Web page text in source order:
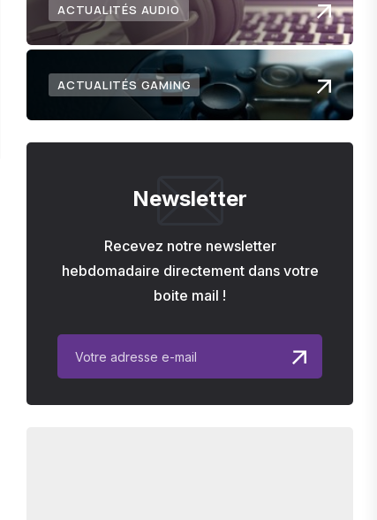
ACTUALITÉS AUDIO
ACTUALITÉS GAMING
Newsletter
Recevez notre newsletter
hebdomadaire directement dans votre
boite mail !